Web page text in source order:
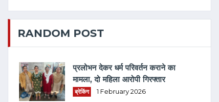
RANDOM POST
प्रलोभन देकर धर्म परिवर्तन कराने का
मामला, दो महिला आरोपी गिरफ्तार
ब्रेकिंग 1 February 2026